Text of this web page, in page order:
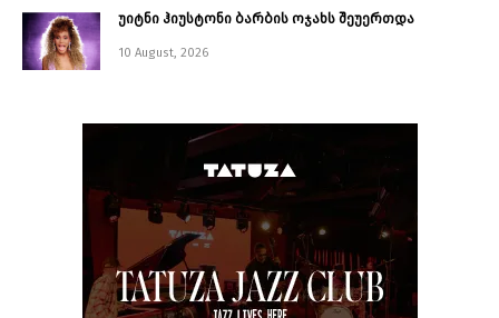
უიტნი ჰიუსტონი ბარბის ოჯახს შეუერთდა
10 August, 2026